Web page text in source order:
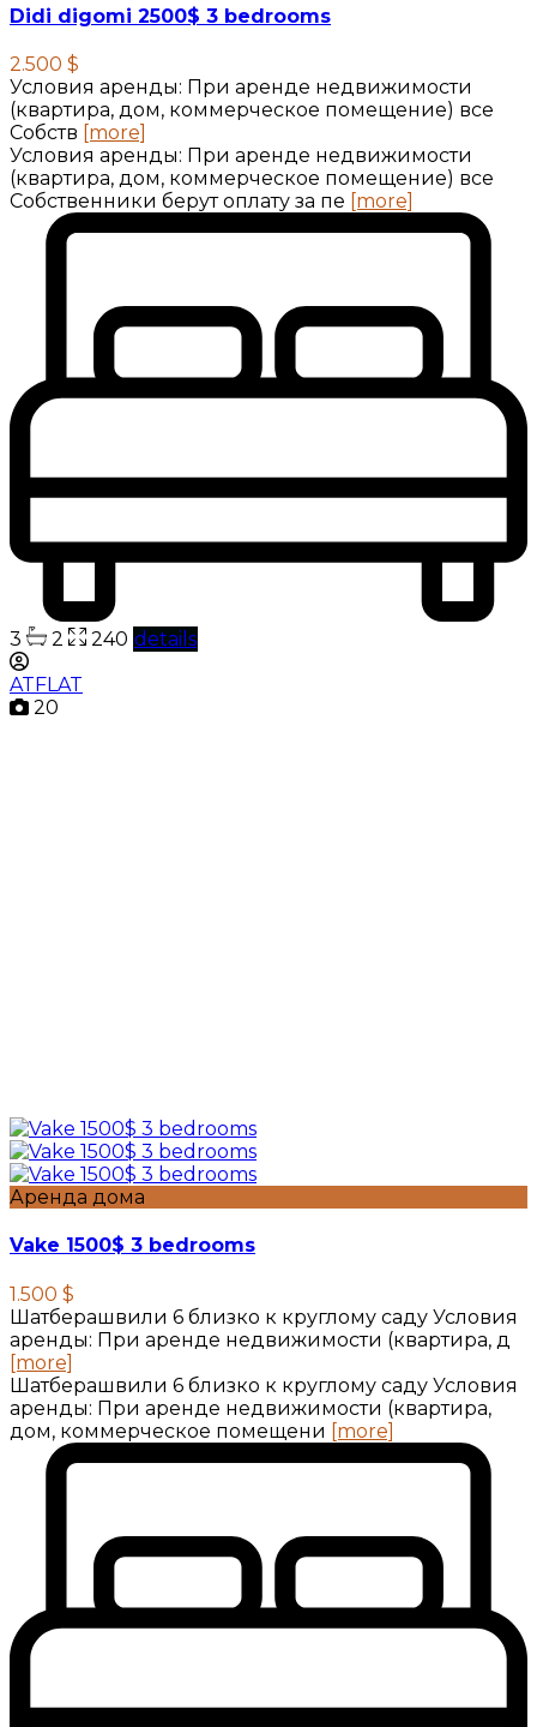
Didi digomi 2500$ 3 bedrooms
2.500 $
Условия аренды: При аренде недвижимости
(квартира, дом, коммерческое помещение) все
Собств [more]
Условия аренды: При аренде недвижимости
(квартира, дом, коммерческое помещение) все
Собственники берут оплату за пе [more]
3 2 240 details
ATFLAT
20
Аренда дома
Vake 1500$ 3 bedrooms
1.500 $
Шатберашвили 6 близко к круглому саду Условия
аренды: При аренде недвижимости (квартира, д
[more]
Шатберашвили 6 близко к круглому саду Условия
аренды: При аренде недвижимости (квартира,
дом, коммерческое помещени [more]